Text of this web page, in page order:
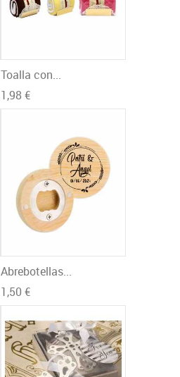
Toalla con...
1,98 €
Abrebotellas...
1,50 €